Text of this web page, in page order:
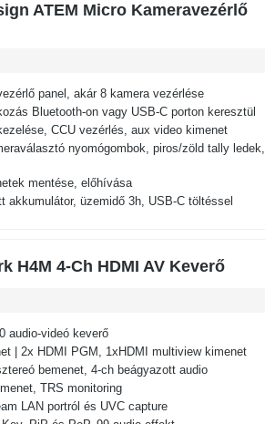
ATEM Micro Kameravezérlő
panel, akár 8 kamera vezérlése
Bluetooth-on vagy USB-C porton keresztül
CCU vezérlés, aux video kimenet
nyomógombok, piros/zöld tally ledek,
mentése, előhívása
akkumulátor, üzemidő 3h, USB-C töltéssel
H4M 4-Ch HDMI AV Keverő
audio-videó keverő
| 2x HDMI PGM, 1xHDMI multiview kimenet
bemenet, 4-ch beágyazott audio
TRS monitoring
LAN portról és UVC capture